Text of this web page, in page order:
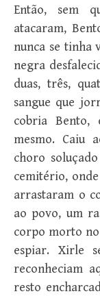
Então, sem
atacaram,
nunca se tinha
negra
duas, três,
sangue que
cobria
mesmo. Caiu
choro
cemitério,
arrastaram o
ao povo, um
corpo morto
espiar. Xirle
reconheciam
resto